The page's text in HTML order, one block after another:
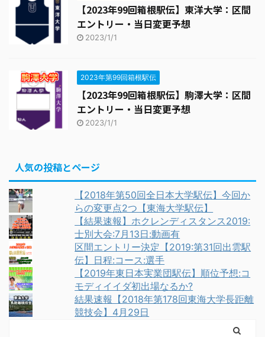
【2023年99回箱根駅伝】東洋大学：区間
エントリー・当日変更予想
2023/1/1
2023年第99回箱根駅伝
【2023年99回箱根駅伝】駒澤大学：区間
エントリー・当日変更予想
2023/1/1
人気の投稿とページ
【2018年第50回全日本大学駅伝】今回か
らの変更点2つ【東海大学駅伝】
【結果速報】ホクレンディスタンス2019:
士別大会:7月13日:動画有
区間エントリー決定【2019:第31回出雲駅
伝】日程:コース:選手
【2019年東日本実業団駅伝】順位予想:コ
モディイイダ初出場なるか?
結果速報【2018年第178回東海大学長距離
競技会】4月29日